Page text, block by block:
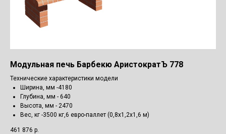
Модульная печь Барбекю АристократЪ 778
Технические характеристики модели
Ширина, мм -4180
Глубина, мм - 640
Высота, мм - 2470
Вес, кг -3500 кг,6 евро-паллет (0,8х1,2х1,6 м)
461 876 р.